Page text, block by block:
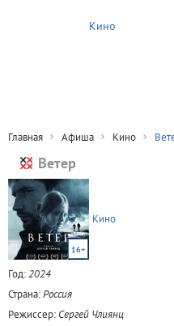
Кино
Главная Афиша Кино
Ветер
16+
Кино
Год:2024
Страна:Россия
Режиссер: Сергей Члиянц